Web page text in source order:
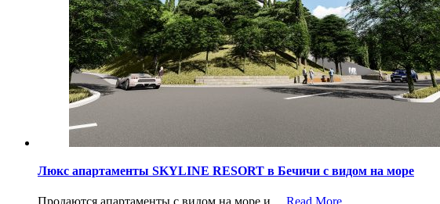
Люкс апартаменты SKYLINE RESORT в Бечичи с видом на море
Продаются апартаменты с видом на море и… Read More